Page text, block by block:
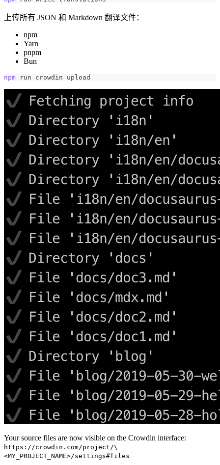
上传所有 JSON 和 Markdown 翻译文件：
npm
Yarn
pnpm
Bun
npm run crowdin upload
Your source files are now visible on the Crowdin interface:
https://crowdin.com/project/\
<MY_PROJECT_NAME>/settings#files